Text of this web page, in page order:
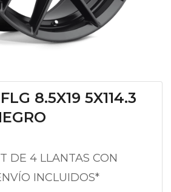
8.5X19 5X114.3
DE 4 LLANTAS CON
INCLUIDOS*